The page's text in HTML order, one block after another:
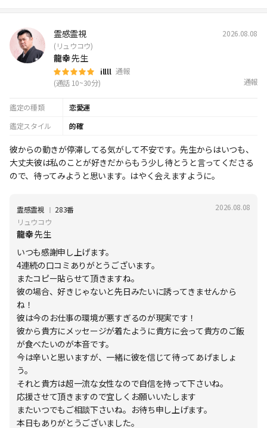
霊感霊視 2026.08.08
(リュウコウ)
龍幸先生
illll 通報
(通話 10~30分)
通報
鑑定の種類
恋愛運
鑑定スタイル
的確
彼からの動きが停滞してる気がして不安です。先生からはいつも、
大丈夫彼は私のことが好きだからもう少し待とうと言ってくださる
ので、待ってみようと思います。はやく会えますように。
霊感霊視 Ι 283番
リュウコウ
龍幸先生
2026.08.08
いつも感謝申し上げます。
4連続の口コミありがとうございます。
またコピー貼らせて頂きますね。
彼の場合、好きじゃないと先日みたいに誘ってきませんから
ね！
彼は今のお仕事の環境が悪すぎるのが現実です！
彼から貴方にメッセージが着たように貴方に会って貴方のご飯
が食べたいのが本音です。
今は辛いと思いますが、一緒に彼を信じて待ってあげましょ
う。
それと貴方は超一流な女性なので自信を持って下さいね。
応援させて頂きますので宜しくお願いいたします
またいつでもご相談下さいね。お待ち申し上げます。
本日もありがとうございました。